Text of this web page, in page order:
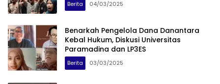
Berita 04/03/2025
Benarkah Pengelola Dana Danantara
Kebal Hukum, Diskusi Universitas
Paramadina dan LP3ES
Berita 03/03/2025